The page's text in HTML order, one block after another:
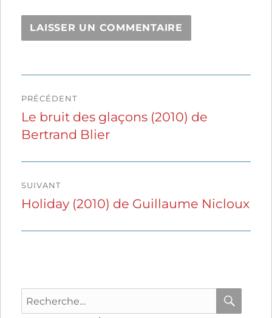
de
l’article
PRÉCÉDENT
Publication
précédente :
Le bruit des glaçons (2010) de
Bertrand Blier
SUIVANT
Publication
Holiday (2010) de Guillaume Nicloux
Recherche
pour